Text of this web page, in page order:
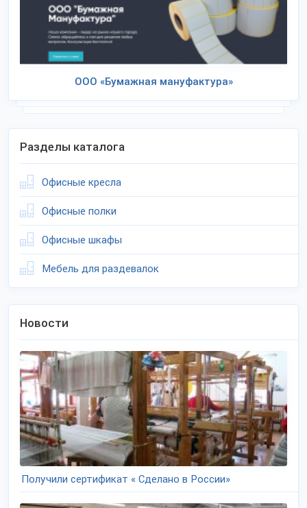
ООО «Бумажная мануфактура»
Разделы каталога
Офисные кресла
Офисные полки
Офисные шкафы
Мебель для раздевалок
Новости
Получили сертификат « Сделано в России»